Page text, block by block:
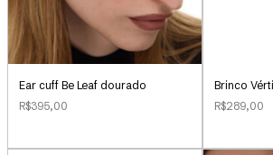
Ear cuff Be Leaf dourado
R$395,00
Brinco
R$289,00